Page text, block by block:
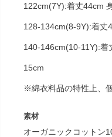
122cm(7Y):着丈44cm
128-134cm(8-9Y):着丈
140-146cm(10-11Y):着
15cm
※綿衣料品の特性上、
素材
オーガニックコットン